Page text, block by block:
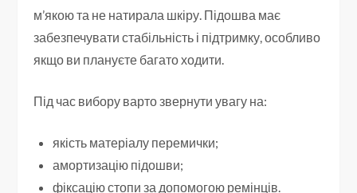
м’якою та не натирала шкіру. Підошва має
забезпечувати стабільність і підтримку, особливо
якщо ви плануєте багато ходити.
Під час вибору варто звернути увагу на:
якість матеріалу перемички;
амортизацію підошви;
фіксацію стопи за допомогою ремінців.